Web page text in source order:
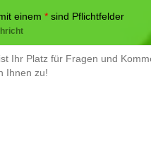
einem * sind Pflichtfelder